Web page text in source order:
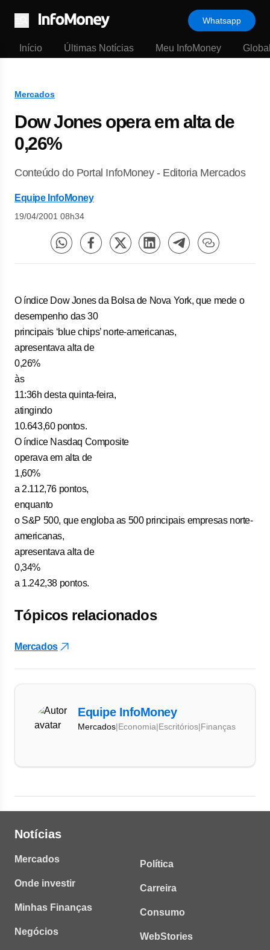
Menu
Whatsapp
Início Últimas Notícias Meu InfoMoney
Mercados
Dow Jones opera em alta de
0,26%
Conteúdo do Portal InfoMoney - Editoria Mercados
Equipe InfoMoney
19/04/2001 08h34
O índice Dow Jones da Bolsa de Nova York, que mede o
desempenho das 30
principais ‘blue chips’ norte-americanas,
apresentava alta de
0,26%
às
11:36h desta quinta-feira,
atingindo
10.643,60 pontos.
O índice Nasdaq Composite
operava em alta de
1,60%
a 2.112,76 pontos,
enquanto
o S&P 500, que engloba as 500 principais empresas norte-
americanas,
apresentava alta de
0,34%
a 1.242,38 pontos.
Tópicos relacionados
Mercados
Equipe InfoMoney
Mercados|Economia|Escritórios|Finanças
Notícias
Mercados
Onde investir
Minhas Finanças
Negócios
Política
Carreira
Consumo
WebStories